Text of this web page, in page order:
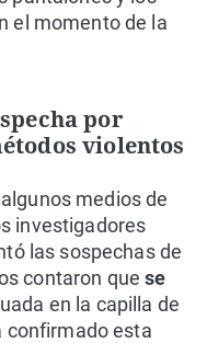
el momento de la
por
violentos
medios de
investigadores
las sospechas de
contaron quese
en la capilla de
confirmado esta